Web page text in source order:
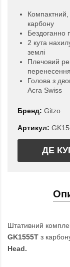
карбону
Бездоганно
2 кута
землі
Плечовий
перенесення
Голова з
Acra Swiss
Бренд: Gitzo
Артикул:
ДЕ
Штативний
GK1555T з
Head.